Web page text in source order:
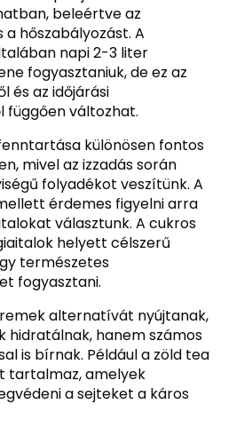
beleértve az
hőszabályozást. A
napi 2-3 liter
fogyasztaniuk, de ez az
és az időjárási
függően változhat.
különösen fontos
mivel az izzadás során
folyadékot veszítünk. A
érdemes figyelni arra
választunk. A cukros
helyett célszerű
természetes
fogyasztani.
alternatívát nyújtanak,
hidratálnak, hanem számos
is bírnak. Például a zöld tea
tartalmaz, amelyek
a sejteket a káros